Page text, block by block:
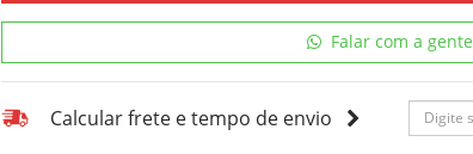
Falar com a gente
Calcular frete e tempo de envio